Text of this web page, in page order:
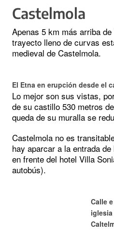
Castelmola
Apenas 5 km más arriba
trayecto lleno de curvas
medieval de Castelmola.
El Etna en erupción desde el
Lo mejor son sus vistas,
de su castillo 530 metros
queda de su muralla se
Castelmola no es
hay aparcar a la entrada
en frente del hotel Villa
autobús).
Calle e